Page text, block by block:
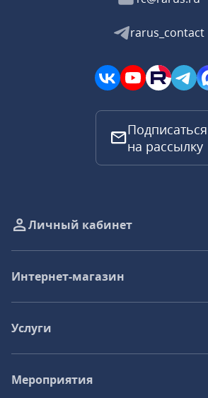
rarus_contact
Подписаться
на рассылку
Личный кабинет
Интернет-магазин
Услуги
Мероприятия